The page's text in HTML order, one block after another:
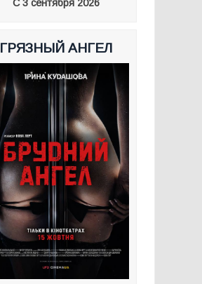
С 3 сентября 2026
ГРЯЗНЫЙ АНГЕЛ